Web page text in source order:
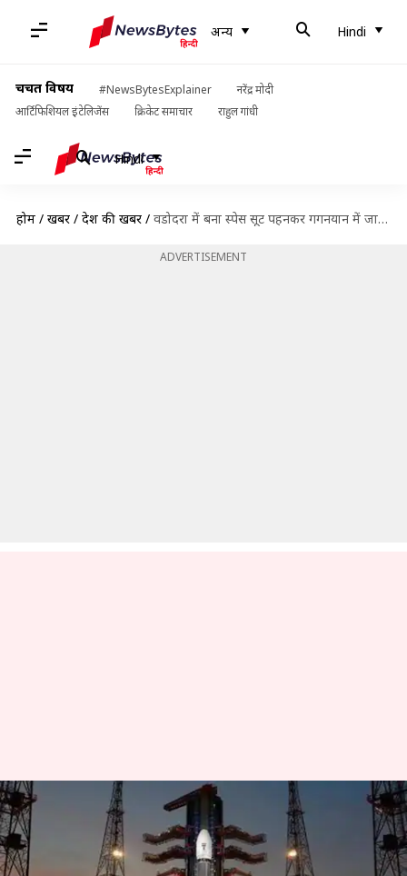
अन्य Hindi
चर्चित विषय #NewsBytesExplainer
नरेंद्र मोदी
आर्टिफिशियल इंटेलिजेंस
क्रिकेट समाचार राहुल गांधी
Hindi
होम / खबरें / देश की खबरें / वडोदरा में बना स्पेस सूट पहनकर गगनयान में जाएंगे अंतरिक्ष यात्री, जानें कैसी हैं बाकी तैयारियां
ADVERTISEMENT
वडोदरा में बना स्पेस सूट पहनकर
गगनयान में जाएंगे अंतरिक्ष यात्री,
जानें कैसी हैं बाकी तैयारियां